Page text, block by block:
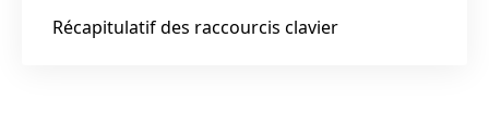
Récapitulatif des raccourcis clavier